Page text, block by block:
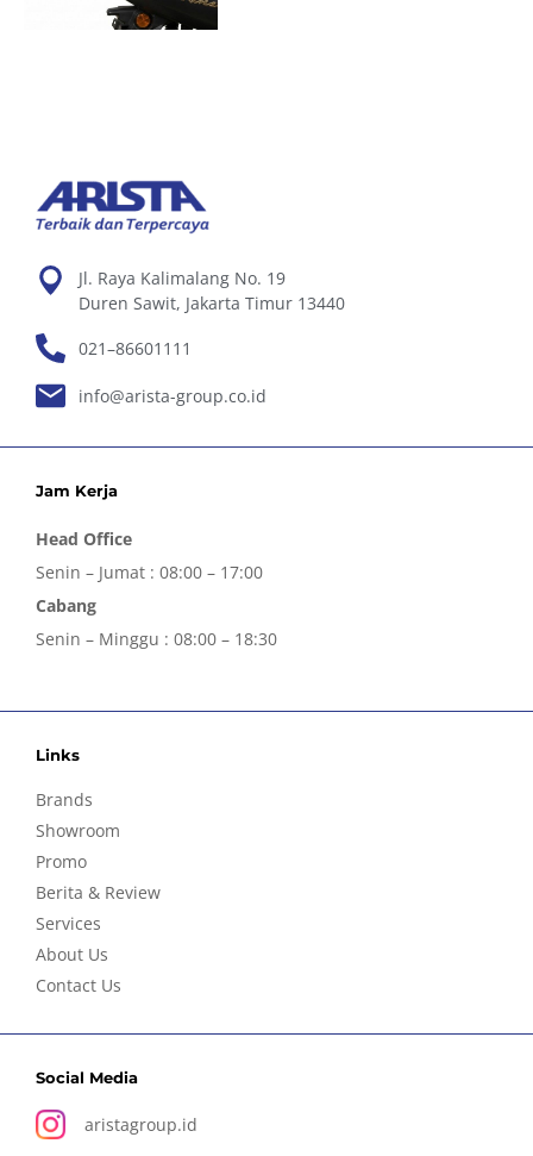
Jl. Raya Kalimalang No. 19
Duren Sawit, Jakarta Timur 13440
021–86601111
info@arista-group.co.id
Jam Kerja
Head Office
Senin – Jumat : 08:00 – 17:00
Cabang
Senin – Minggu : 08:00 – 18:30
Links
Brands
Showroom
Promo
Berita & Review
Services
About Us
Contact Us
Social Media
aristagroup.id